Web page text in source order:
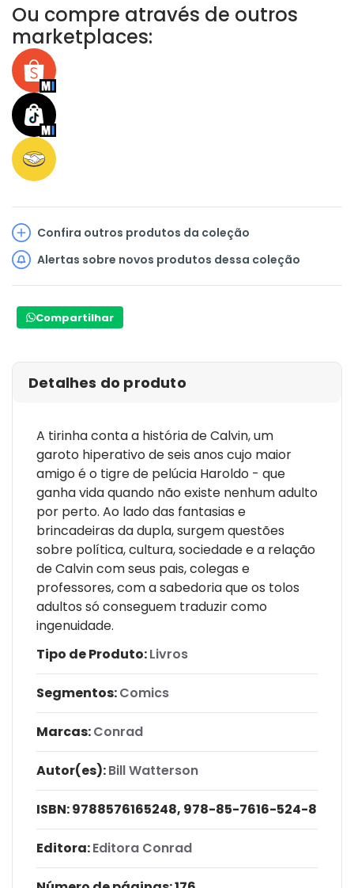
Ou compre através de outros
marketplaces:
Confira outros produtos da coleção
Alertas sobre novos produtos dessa coleção
Compartilhar
Detalhes do produto
A tirinha conta a história de Calvin, um
garoto hiperativo de seis anos cujo maior
amigo é o tigre de pelúcia Haroldo - que
ganha vida quando não existe nenhum adulto
por perto. Ao lado das fantasias e
brincadeiras da dupla, surgem questões
sobre política, cultura, sociedade e a relação
de Calvin com seus pais, colegas e
professores, com a sabedoria que os tolos
adultos só conseguem traduzir como
ingenuidade.
Tipo de Produto:Livros
Segmentos:Comics
Marcas:Conrad
Autor(es):Bill Watterson
ISBN:9788576165248, 978-85-7616-524-8
Editora:Editora Conrad